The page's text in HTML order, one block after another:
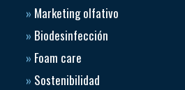
» Marketing olfativo
» Biodesinfección
» Foam care
» Sostenibilidad